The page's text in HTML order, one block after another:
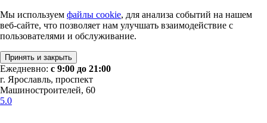
Мы используем файлы cookie, для анализа событий на нашем
веб-сайте, что позволяет нам улучшать взаимодействие с
пользователями и обслуживание.
Принять и закрыть
Ежедневно: с 9:00 до 21:00
г. Ярославль, проспект
Машиностроителей, 60
5.0